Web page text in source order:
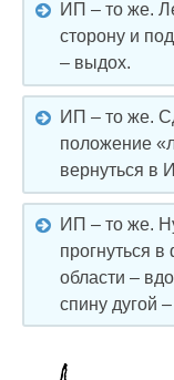
ИП – то же.
сторону и
– выдох.
ИП – то же.
положение
вернуться в
ИП – то же.
прогнуться
области –
спину дугой